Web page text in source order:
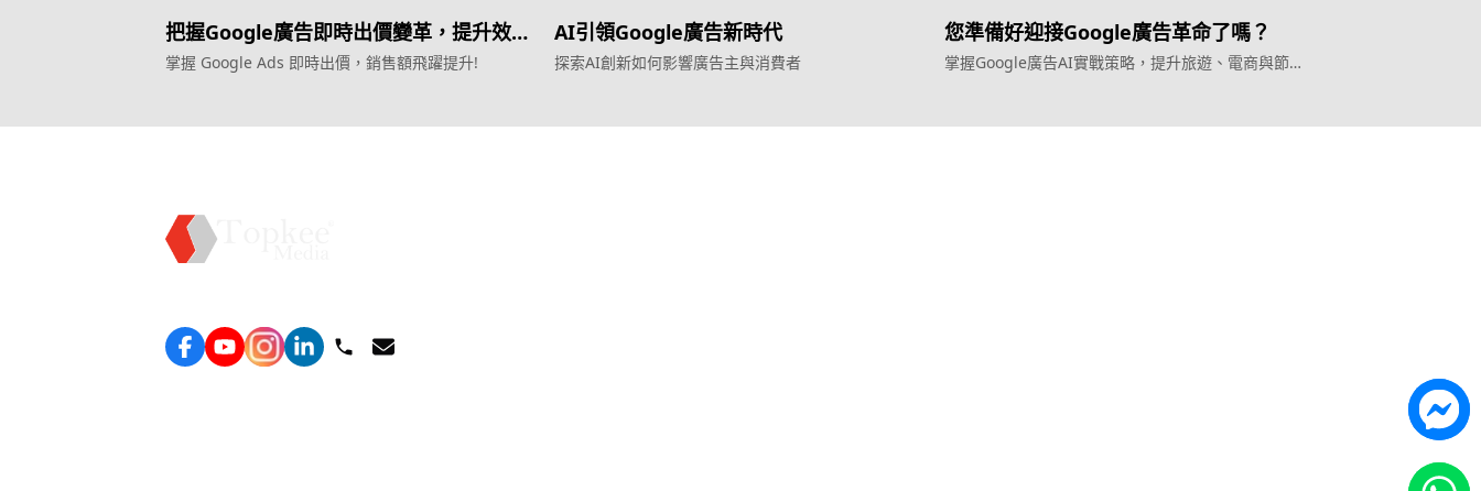
把握Google廣告即時出價變革，提升效
益！
掌握 Google Ads 即時出價，銷售額飛躍提升!
AI引領Google廣告新時代
探索AI創新如何影響廣告主與消費者
您準備好迎接Google廣告革命了嗎？
掌握Google廣告AI實戰策略，提升旅遊、電商與節日